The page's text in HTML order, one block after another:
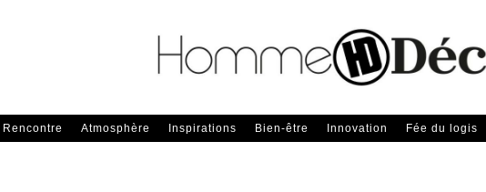
Rencontre Atmosphère Inspirations Bien-être Innovation Fée du logis